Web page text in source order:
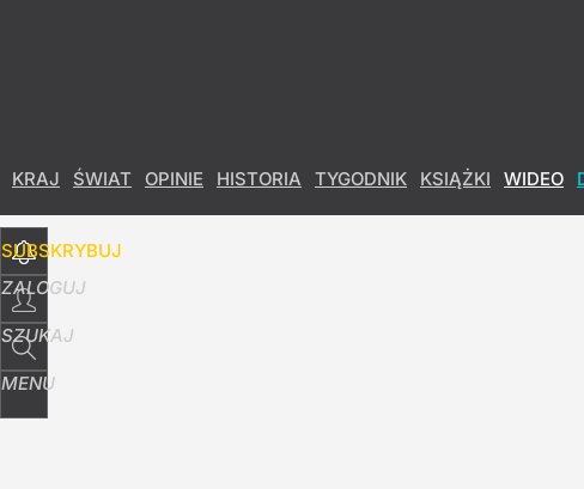
KRAJ ŚWIAT OPINIE HISTORIA TYGODNIK KSIĄŻKI WIDEO
SUBSKRYBUJ
ZALOGUJ
SZUKAJ
MENU
1